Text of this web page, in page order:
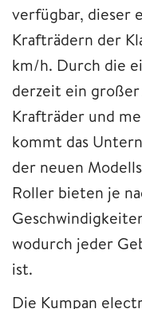
verfügbar, dieser
Krafträdern der
km/h. Durch die
derzeit ein
Krafträder und
kommt das
der neuen
Roller bieten je
wodurch jeder
ist.
Die Kumpan